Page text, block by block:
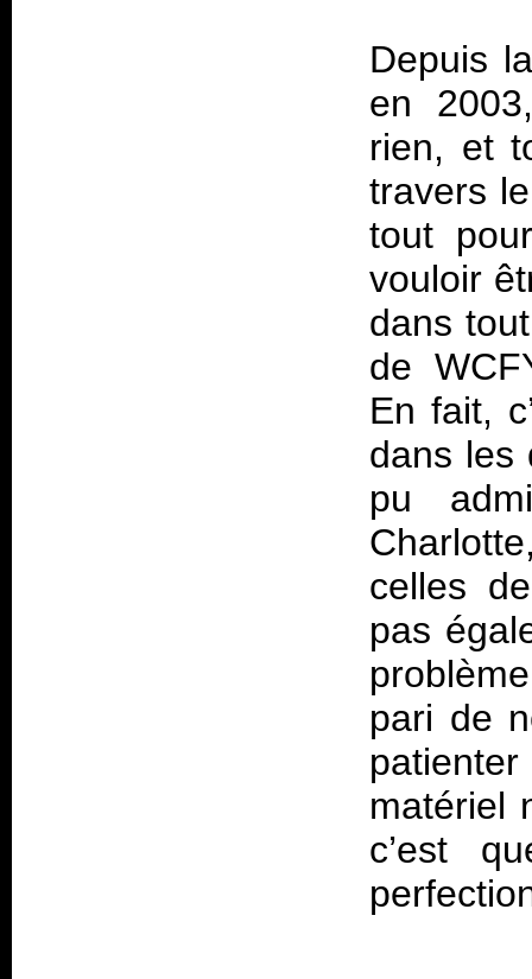
Depuis
en
rien, et
travers
tout
vouloir
dans
de
En fait,
dans les
pu
celles
pas
pari de
matériel
c’est